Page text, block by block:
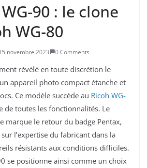
90 : le clone
WG-80
novembre 2023 0 Comments
révélé en toute discrétion le
appareil photo compact étanche et
Ce modèle succède au Ricoh WG-
de toutes les fonctionnalités. Le
marque le retour du badge Pentax,
l’expertise du fabricant dans la
résistants aux conditions difficiles.
se positionne ainsi comme un choix